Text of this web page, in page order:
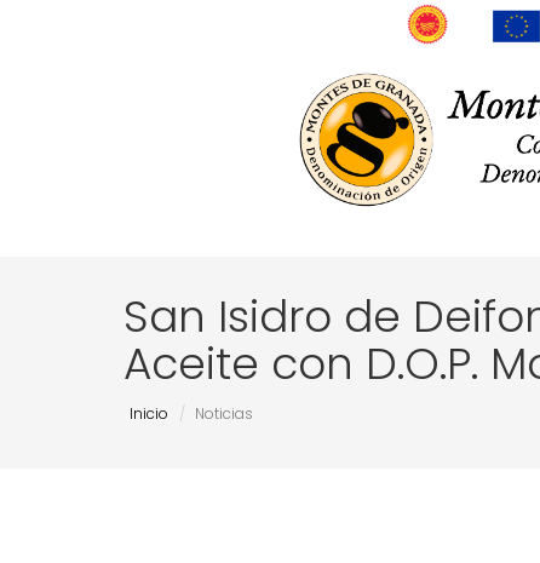
San Isidro de
Aceite con D.O.P.
Inicio Noticias